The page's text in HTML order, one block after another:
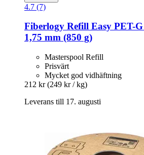
4.7 (7)
Fiberlogy Refill Easy PET-​
1,75 mm (850 g)
Masterspool Refill
Prisvärt
Mycket god vidhäftning
212 kr (249 kr / kg)
Leverans till 17. augusti